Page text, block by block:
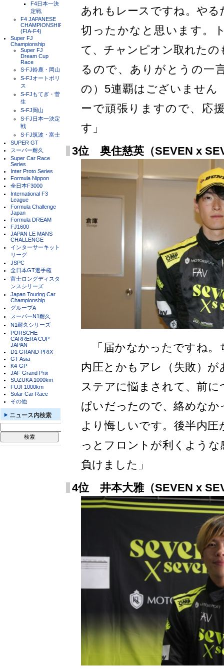
F4日本一決
定戦
F4 JAPANESE
CHAMPIONSHIP
(FIA-F4)
Super FJ
Championship
Super FJ
Dream Cup
Race
S-FJ鈴鹿・岡山
S-FJオートポリ
ス
S-FJもてぎ・菅
生
S-FJ岡山
S-FJ日本一決定
戦
S-FJ筑波・富士
SUPER GT
スーパー耐久
Super Car Race
Series
Inter Proto Series
Formula Nippon
全日本F3000
International F3
League
Formula Challenge
Japan
Formula DREAM
FJ1600
JAPAN LE MANS
CHALLENGE
インターサーキット
リーグ
JSPC
全日本GT選手権
富士ロングディスタ
ンスシリーズ
Japan Touring Car
Championship
グループA
スーパーN1耐久
N1耐久シリーズ
PORSCHE
CARRERA CUP
JAPAN
D1 GRAND PRIX
GT Asia
K4-GP
JAF Grand Prix
SUZUKA 1000km
FUJI 1000km
Solar Car Race
その他
ニュース内検索
あれもレースですね。や
切ったかなと思います。
て、チャンピオン取れた
るので、ありがとうの一
の）5連覇はございません
ーで頑張りますので、応
す」
3位 奥住慈英（SEVEN x
「届かなかったですね。
内圧とかもアレ（失敗）
ステアに悩まされて、前
ぱいだったので、絡めな
より悔しいです。後半内
っとフロントが利くよう
負けました」
4位 井本大雅（SEVEN x